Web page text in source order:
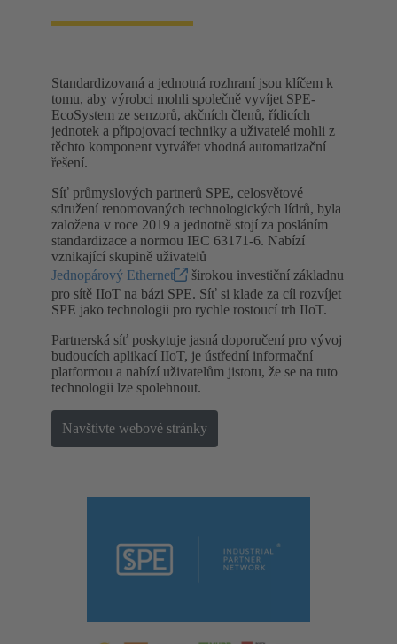
Standardizovaná a jednotná rozhraní jsou klíčem k
tomu, aby výrobci mohli společně vyvíjet SPE-
EcoSystem ze senzorů, akčních členů, řídicích
jednotek a připojovací techniky a uživatelé mohli z
těchto komponent vytvářet vhodná automatizační
řešení.
Síť průmyslových partnerů SPE, celosvětové
sdružení renomovaných technologických lídrů, byla
založena v roce 2019 a jednotně stojí za posláním
standardizace a normou IEC 63171-6. Nabízí
vznikající skupině uživatelů
Jednopárový Ethernet
širokou investiční základnu
pro sítě IIoT na bázi SPE. Síť si klade za cíl rozvíjet
SPE jako technologii pro rychle rostoucí trh IIoT.
Partnerská síť poskytuje jasná doporučení pro vývoj
budoucích aplikací IIoT, je ústřední informační
platformou a nabízí uživatelům jistotu, že se na tuto
technologii lze spolehnout.
Navštivte webové stránky